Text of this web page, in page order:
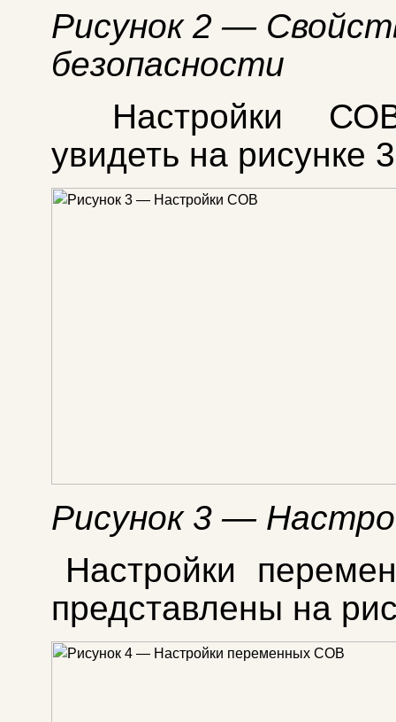
Рисунок 2 —
безопасности
Настройки
увидеть на рисунке
Рисунок 3 —
Настройки
представлены на